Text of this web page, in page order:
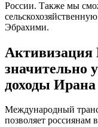
России. Также мы
Эбрахими.
значительно
доходы Ирана
Международный
позволяет россиянам